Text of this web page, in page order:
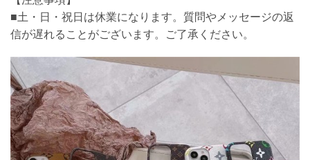
■土・日・祝日は休業になります。質問やメッセージの返
信が遅れることがございます。ご了承ください。